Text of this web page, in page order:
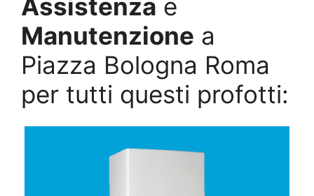
Assistenza e
Manutenzione a
Piazza Bologna Roma
per tutti questi profotti: